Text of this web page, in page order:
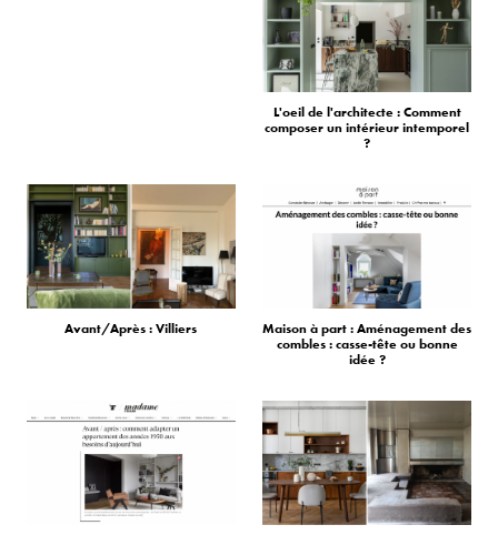
L'oeil de l'architecte : Comment
composer un intérieur intemporel
?
Avant/Après : Villiers
Maison à part : Aménagement des
combles : casse-tête ou bonne
idée ?